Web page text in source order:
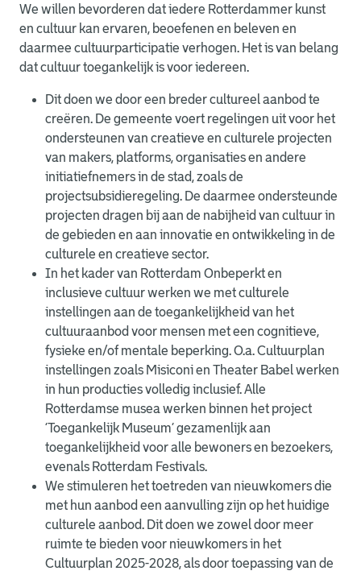
We willen bevorderen dat iedere Rotterdammer kunst
en cultuur kan ervaren, beoefenen en beleven en
daarmee cultuurparticipatie verhogen. Het is van belang
dat cultuur toegankelijk is voor iedereen.
Dit doen we door een breder cultureel aanbod te
creëren. De gemeente voert regelingen uit voor het
ondersteunen van creatieve en culturele projecten
van makers, platforms, organisaties en andere
initiatiefnemers in de stad, zoals de
projectsubsidieregeling. De daarmee ondersteunde
projecten dragen bij aan de nabijheid van cultuur in
de gebieden en aan innovatie en ontwikkeling in de
culturele en creatieve sector.
In het kader van Rotterdam Onbeperkt en
inclusieve cultuur werken we met culturele
instellingen aan de toegankelijkheid van het
cultuuraanbod voor mensen met een cognitieve,
fysieke en/of mentale beperking. O.a. Cultuurplan
instellingen zoals Misiconi en Theater Babel werken
in hun producties volledig inclusief. Alle
Rotterdamse musea werken binnen het project
‘Toegankelijk Museum’ gezamenlijk aan
toegankelijkheid voor alle bewoners en bezoekers,
evenals Rotterdam Festivals.
We stimuleren het toetreden van nieuwkomers die
met hun aanbod een aanvulling zijn op het huidige
culturele aanbod. Dit doen we zowel door meer
ruimte te bieden voor nieuwkomers in het
Cultuurplan 2025-2028, als door toepassing van de